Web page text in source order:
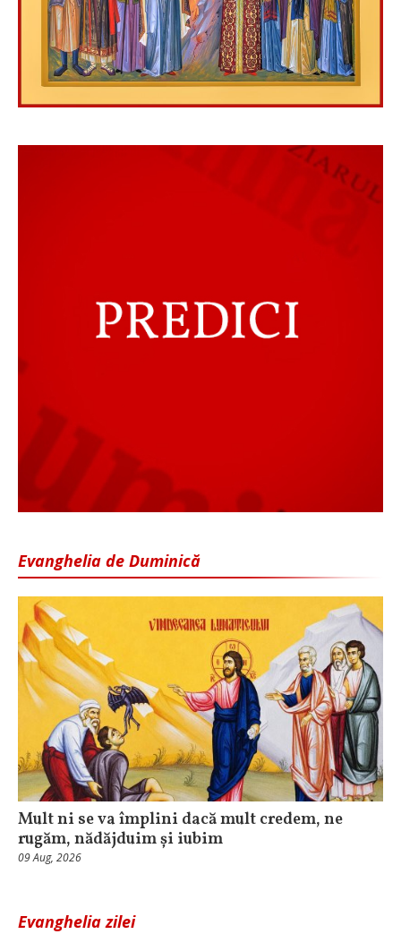
Evanghelia de Duminică
Mult ni se va împlini dacă mult credem, ne
rugăm, nădăjduim și iubim
09 Aug, 2026
Evanghelia zilei